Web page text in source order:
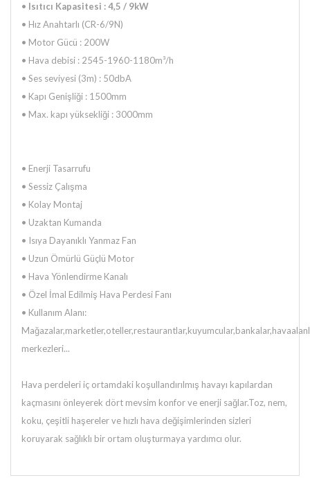
• Isıtıcı Kapasitesi : 4,5 / 9kW
• Hız Anahtarlı (CR-6/9N)
• Motor Gücü : 200W
• Hava debisi : 2545-1960-1180m³/h
• Ses seviyesi (3m) : 50dbA
• Kapı Genişliği : 1500mm
• Max. kapı yüksekliği : 3000mm
• Enerji Tasarrufu
• Sessiz Çalışma
• Kolay Montaj
• Uzaktan Kumanda
• Isıya Dayanıklı Yanmaz Fan
• Uzun Ömürlü Güçlü Motor
• Hava Yönlendirme Kanalı
• Özel İmal Edilmiş Hava Perdesi Fanı
• Kullanım Alanı:
merkezleri...
Hava perdeleri iç ortamdaki koşullandırılmış havayı kapılardan
kaçmasını önleyerek dört mevsim konfor ve enerji sağlar.Toz, nem,
koku, çeşitli haşereler ve hızlı hava değişimlerinden sizleri
koruyarak sağlıklı bir ortam oluşturmaya yardımcı olur.